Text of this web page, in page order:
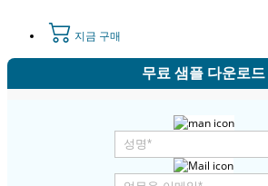
지금 구매
무료 샘플 다운로드